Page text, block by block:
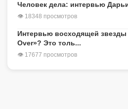
Человек дела: интервью
👁 18348 просмотров
Интервью восходящей звезды
Over»? Это толь...
👁 17677 просмотров